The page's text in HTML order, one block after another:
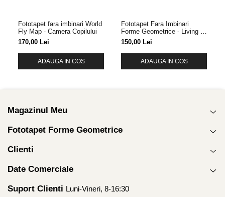
Fototapet fara imbinari World
Fly Map - Camera Copilului
170,00 Lei
ADAUGA IN COS
Fototapet Fara Imbinari
Forme Geometrice - Living &
Dormitor
150,00 Lei
ADAUGA IN COS
Magazinul Meu
Fototapet Forme Geometrice
Clienti
Date Comerciale
Suport Clienti Luni-Vineri, 8-16:30